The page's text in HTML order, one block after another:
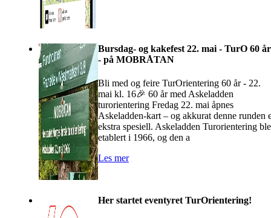
Bursdag- og kakefest 22. mai - TurO 60 år
- på MOBRÅTAN
Bli med og feire TurOrientering 60 år - 22.
mai kl. 16🎉 60 år med Askeladden
turorientering Fredag 22. mai åpnes
Askeladden-kart – og akkurat denne runden
ekstra spesiell. Askeladden Turorientering ble
etablert i 1966, og den a
Les mer
Her startet eventyret TurOrientering!